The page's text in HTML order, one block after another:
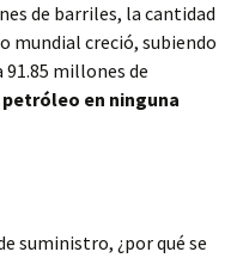
de barriles, la cantidad
mundial creció, subiendo
millones de
en ninguna
suministro, ¿por qué se